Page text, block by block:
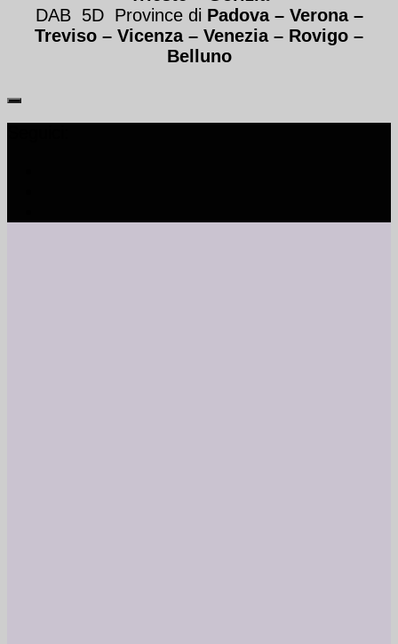
DAB 5D Province di Padova – Verona –
Treviso – Vicenza – Venezia – Rovigo –
Belluno